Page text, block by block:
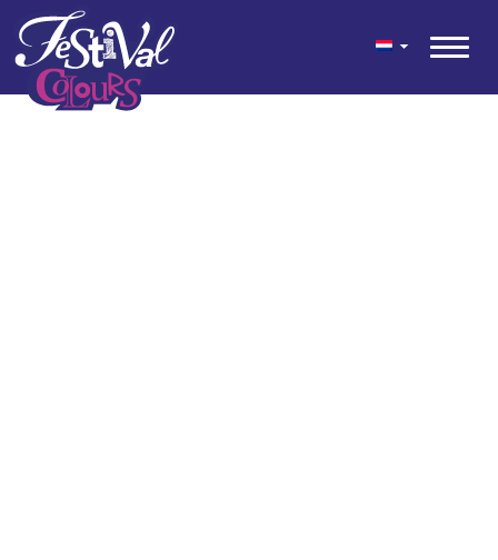
geen content gevonden
© 2026 Festival Colours® is een feestelijke mix van kleuren voor
tuin en terras ontwikkeld door Kwekerij Wouters.